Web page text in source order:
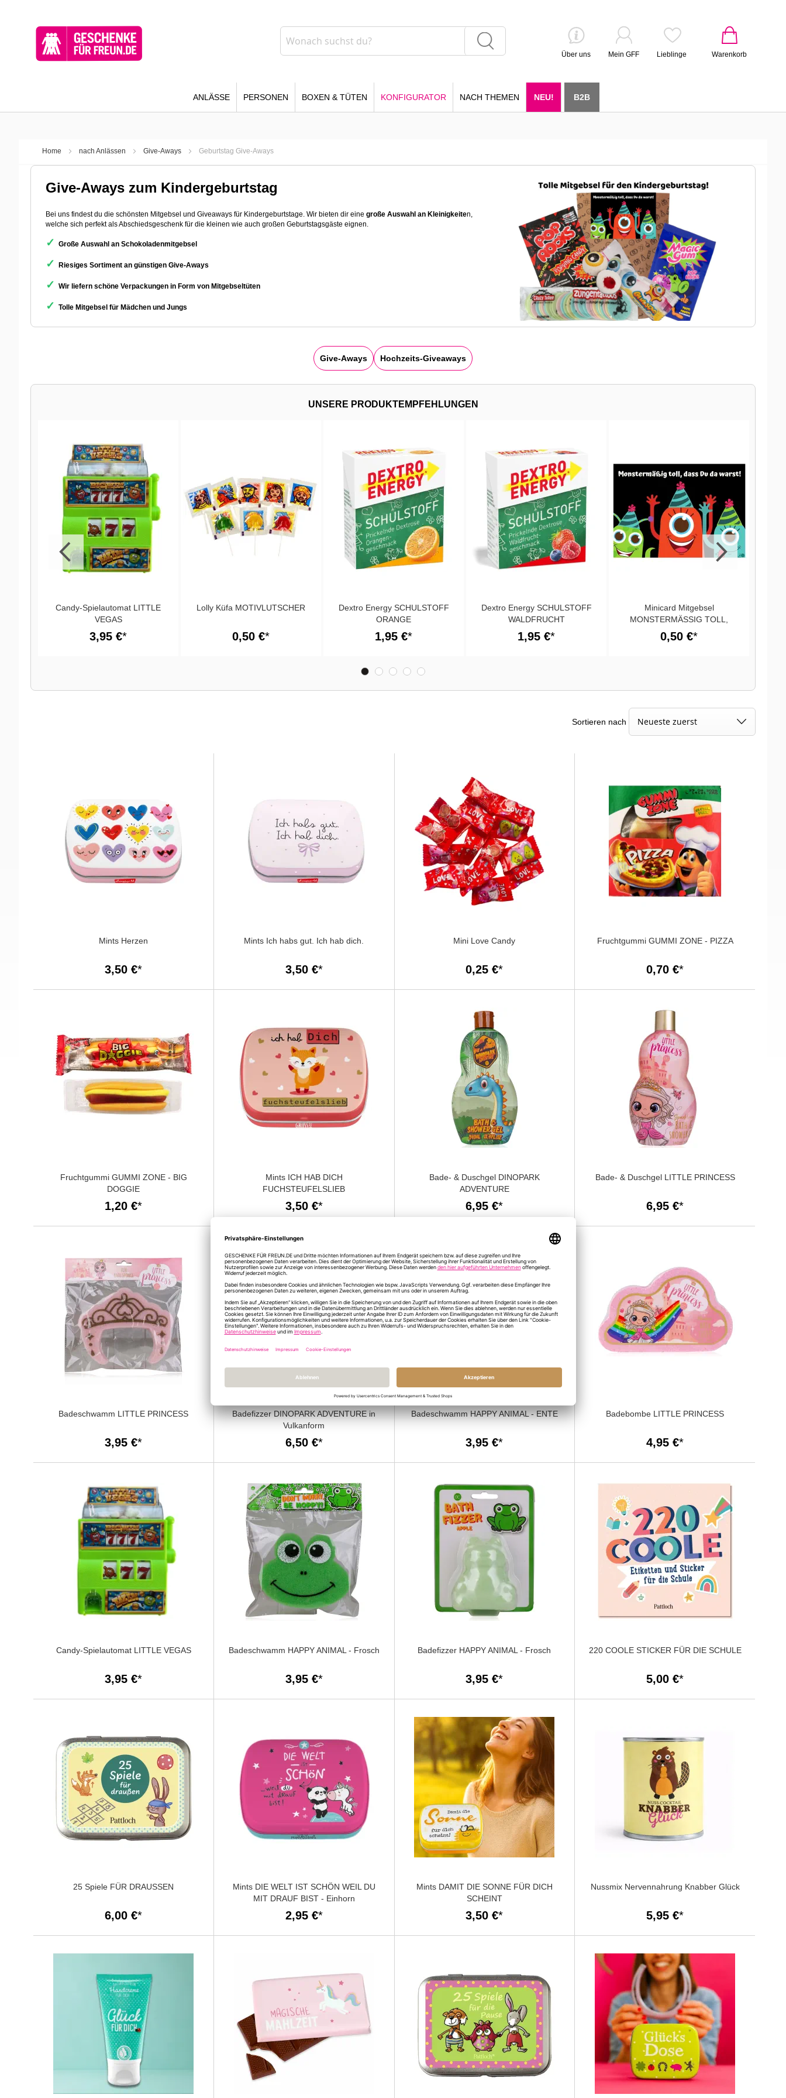
Warenkorb
Über uns Mein GFF Lieblinge
ANLÄSSE PERSONEN BOXEN & TÜTEN KONFIGURATOR NACH THEMEN NEU! B2B
Home nach Anlässen Give-Aways Geburtstag Give-Aways
Give-Aways zum Kindergeburtstag
Bei uns findest du die schönsten Mitgebsel und Giveaways für Kindergeburtstage. Wir bieten dir eine große Auswahl an Kleinigkeiten,
welche sich perfekt als Abschiedsgeschenk für die kleinen wie auch großen Geburtstagsgäste eignen.
✓ Große Auswahl an Schokoladenmitgebsel
✓ Riesiges Sortiment an günstigen Give-Aways
✓ Wir liefern schöne Verpackungen in Form von Mitgebseltüten
✓ Tolle Mitgebsel für Mädchen und Jungs
Give-Aways Hochzeits-Giveaways
UNSERE PRODUKTEMPFEHLUNGEN
Candy-Spielautomat LITTLE
VEGAS
3,95 €
Lolly Küfa MOTIVLUTSCHER
0,50 €
Dextro Energy SCHULSTOFF
ORANGE
1,95 €
Dextro Energy SCHULSTOFF
WALDFRUCHT
1,95 €
Minicard Mitgebsel
MONSTERMÄSSIG TOLL,
DASS DU DA WARST!
0,50 €
Sortieren nach
Mints Herzen
3,50 €
Mints Ich habs gut. Ich hab dich.
3,50 €
Mini Love Candy
0,25 €
Fruchtgummi GUMMI ZONE - PIZZA
0,70 €
Fruchtgummi GUMMI ZONE - BIG
DOGGIE
1,20 €
Mints ICH HAB DICH
FUCHSTEUFELSLIEB
3,50 €
Bade- & Duschgel DINOPARK
ADVENTURE
6,95 €
Bade- & Duschgel LITTLE PRINCESS
6,95 €
Badeschwamm LITTLE PRINCESS
3,95 €
Badefizzer DINOPARK ADVENTURE in
Vulkanform
6,50 €
Badeschwamm HAPPY ANIMAL - ENTE
3,95 €
Badebombe LITTLE PRINCESS
4,95 €
Candy-Spielautomat LITTLE VEGAS
3,95 €
Badeschwamm HAPPY ANIMAL - Frosch
3,95 €
Badefizzer HAPPY ANIMAL - Frosch
3,95 €
220 COOLE STICKER FÜR DIE SCHULE
5,00 €
25 Spiele FÜR DRAUSSEN
6,00 €
Mints DIE WELT IST SCHÖN WEIL DU
MIT DRAUF BIST - Einhorn
2,95 €
Mints DAMIT DIE SONNE FÜR DICH
SCHEINT
3,50 €
Nussmix Nervennahrung Knabber Glück
5,95 €